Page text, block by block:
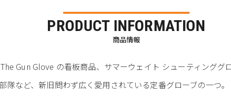
PRODUCT INFORMATION
商品情報
Gun Glove の看板商品、サマーウェイト シューティンググロ
など、新旧問わず広く愛用されている定番グローブの一つ。